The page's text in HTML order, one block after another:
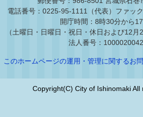
電話番号：0225-95-1111（代表） ファッ
開庁時間：8時30分から
（土曜日・日曜日・祝日・休日および12月
法人番号：
このホームページの運用・管理に関するお
Copyright(C) City of Ishinomaki All